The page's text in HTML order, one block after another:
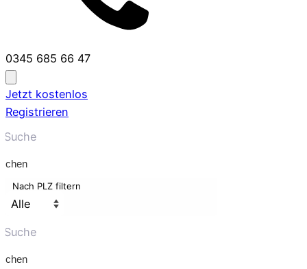
0345 685 66 47
Jetzt kostenlos
Registrieren
Nach PLZ filtern